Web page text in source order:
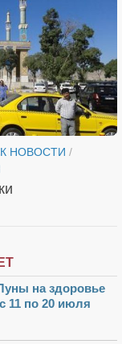
НОВОСТИ /
на здоровье
11 по 20 июля